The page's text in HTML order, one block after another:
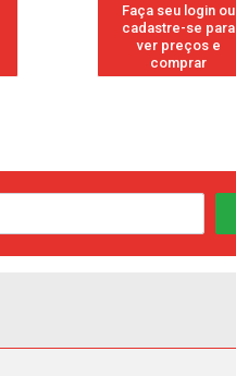
Faça seu login ou
cadastre-se para
ver preços e
comprar